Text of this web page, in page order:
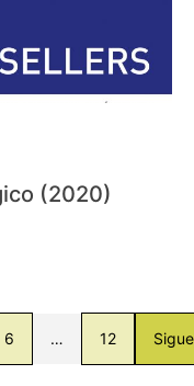
(2020)
6 … 12